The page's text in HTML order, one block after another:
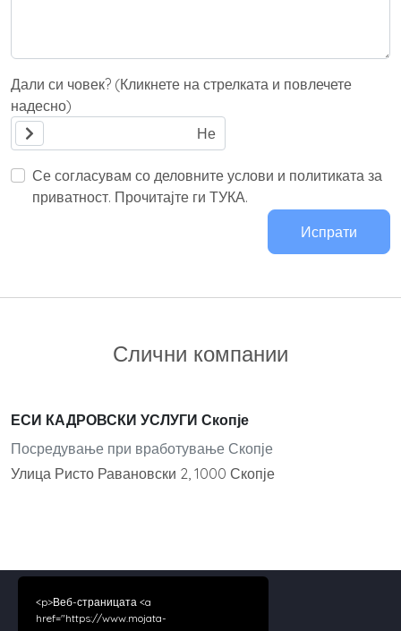
Дали си човек? (Кликнете на стрелката и повлечете
надесно)
Се согласувам со деловните услови и политиката за
приватност. Прочитајте ги ТУКА.
Испрати
Слични компании
ЕСИ КАДРОВСКИ УСЛУГИ Скопје
Посредување при вработување Скопје
Улица Ристо Равановски 2, 1000 Скопје
<p>Веб-страницата <a
href="https://www.mojata-